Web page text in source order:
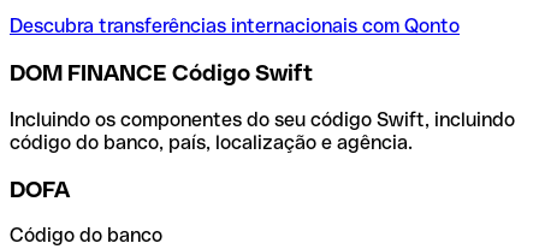
Descubra transferências internacionais com Qonto
DOM FINANCE Código Swift
Incluindo os componentes do seu código Swift, incluindo
código do banco, país, localização e agência.
DOFA
Código do banco